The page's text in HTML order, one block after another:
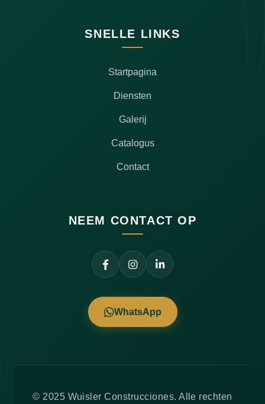
SNELLE LINKS
Startpagina
Diensten
Galerij
Catalogus
Contact
NEEM CONTACT OP
WhatsApp
© 2025 Wuisler Construcciones. Alle rechten